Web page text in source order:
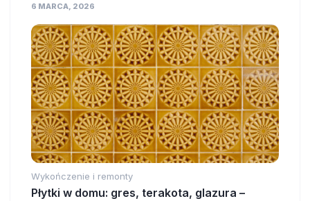
6 MARCA, 2026
Wykończenie i remonty
Płytki w domu: gres, terakota, glazura –